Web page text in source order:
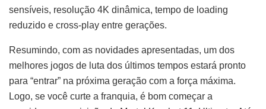
sensíveis, resolução 4K dinâmica, tempo de loading
reduzido e cross-play entre gerações.
Resumindo, com as novidades apresentadas, um dos
melhores jogos de luta dos últimos tempos estará pronto
para “entrar” na próxima geração com a força máxima.
Logo, se você curte a franquia, é bom começar a